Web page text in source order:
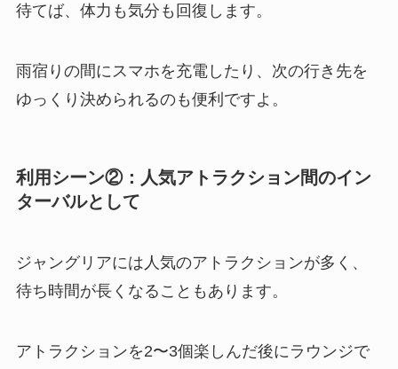
待てば、体力も気分も回復します。
雨宿りの間にスマホを充電したり、次の行き先を
ゆっくり決められるのも便利ですよ。
利用シーン②：人気アトラクション間のイン
ターバルとして
ジャングリアには人気のアトラクションが多く、
待ち時間が長くなることもあります。
アトラクションを2〜3個楽しんだ後にラウンジで